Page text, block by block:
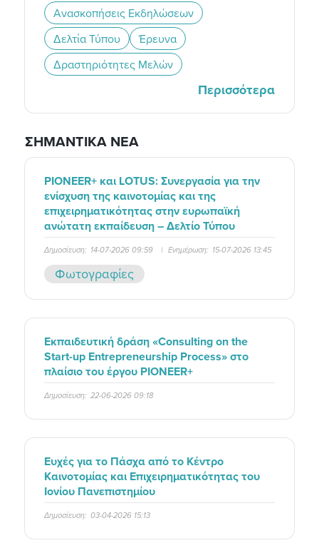
Ανασκοπήσεις Εκδηλώσεων
Δελτία Τύπου
Έρευνα
Δραστηριότητες Μελών
Περισσότερα
ΣΗΜΑΝΤΙΚΑ ΝΕΑ
PIONEER+ και LOTUS: Συνεργασία για την
ενίσχυση της καινοτομίας και της
επιχειρηματικότητας στην ευρωπαϊκή
ανώτατη εκπαίδευση – Δελτίο Τύπου
Δημοσίευση: 14-07-2026 09:59 | Ενημέρωση: 15-07-2026 13:45
Φωτογραφίες
Εκπαιδευτική δράση «Consulting on the
Start-up Entrepreneurship Process» στο
πλαίσιο του έργου PIONEER+
Δημοσίευση: 22-06-2026 09:18
Ευχές για το Πάσχα από το Κέντρο
Καινοτομίας και Επιχειρηματικότητας του
Ιονίου Πανεπιστημίου
Δημοσίευση: 03-04-2026 15:13